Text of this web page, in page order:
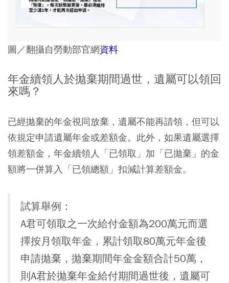
圖／翻攝自勞動部官網資料
年金續領人於拋棄期間過世，遺屬可以領回
來嗎？
已經拋棄的年金視同放棄，遺屬不能再請領，但可以
依規定申請遺屬年金或差額金。此外，如果遺屬選擇
領差額金，年金續領人「已領取」加「已拋棄」的金
額將一併算入「已領總額」扣減計算差額金。
試算舉例：
A君可領取之一次給付金額為200萬元而選
擇按月領取年金，累計領取80萬元年金後
申請拋棄，拋棄期間年金金額合計50萬，
則A君於拋棄年金給付期間過世後，遺屬可